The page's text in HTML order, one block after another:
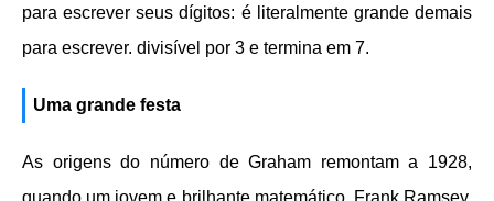
para escrever seus dígitos: é literalmente grande demais
para escrever. divisível por 3 e termina em 7.
Uma grande festa
As origens do número de Graham remontam a 1928,
quando um jovem e brilhante matemático, Frank Ramsey,